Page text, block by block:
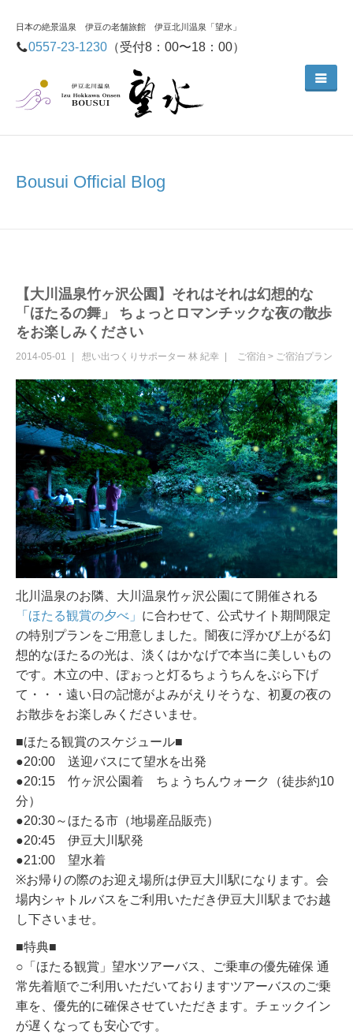
日本の絶景温泉 伊豆の老舗旅館 伊豆北川温泉「望水」
0557-23-1230 （受付8：00〜18：00）
Bousui Official Blog
【大川温泉竹ヶ沢公園】それはそれは幻想的な
「ほたるの舞」 ちょっとロマンチックな夜の散歩
をお楽しみください
2014-05-01 想い出つくりサポーター 林 紀幸 ご宿泊 > ご宿泊プラン
北川温泉のお隣、大川温泉竹ヶ沢公園にて開催される
「ほたる観賞の夕べ」 に合わせて、公式サイト期間限定
の特別プランをご用意しました。闇夜に浮かび上がる幻
想的なほたるの光は、淡くはかなげで本当に美しいもの
です。木立の中、ぽぉっと灯るちょうちんをぶら下げ
て・・・遠い日の記憶がよみがえりそうな、初夏の夜の
お散歩をお楽しみくださいませ。
■ほたる観賞のスケジュール■
●20:00 送迎バスにて望水を出発
●20:15 竹ヶ沢公園着 ちょうちんウォーク（徒歩約10
分）
●20:30～ほたる市（地場産品販売）
●20:45 伊豆大川駅発
●21:00 望水着
※お帰りの際のお迎え場所は伊豆大川駅になります。会
場内シャトルバスをご利用いただき伊豆大川駅までお越
し下さいませ。
■特典■
○「ほたる観賞」望水ツアーバス、ご乗車の優先確保 通
常先着順でご利用いただいておりますツアーバスのご乗
車を、優先的に確保させていただきます。チェックイン
が遅くなっても安心です。